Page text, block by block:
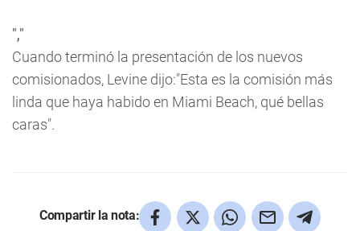
","
Cuando terminó la presentación de los nuevos
comisionados, Levine dijo:"Esta es la comisión más
linda que haya habido en Miami Beach, qué bellas
caras".
Compartir la nota: